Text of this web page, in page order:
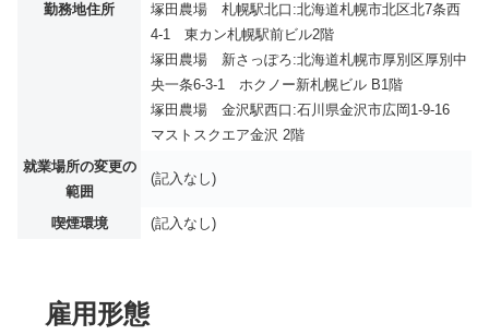
勤務地住所
塚田農場 札幌駅北口:北海道札幌市北区北7条西
4-1 東カン札幌駅前ビル2階
塚田農場 新さっぽろ:北海道札幌市厚別区厚別中
央一条6-3-1 ホクノー新札幌ビル B1階
塚田農場 金沢駅西口:石川県金沢市広岡1-9-16
マストスクエア金沢 2階
就業場所の変更の
範囲
(記入なし)
喫煙環境 (記入なし)
雇用形態